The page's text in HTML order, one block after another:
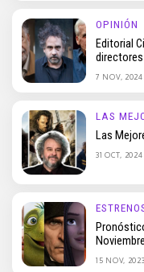
OPINIÓN
Editorial
7 NOV, 2024
LAS
Las
31 OCT, 2024
15 NOV, 2023